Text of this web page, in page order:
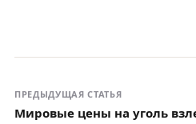
ПРЕДЫДУЩАЯ СТАТЬЯ
Мировые цены на уголь